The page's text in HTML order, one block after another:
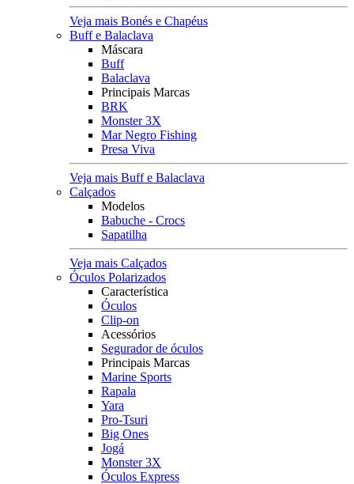
Veja mais Bonés e Chapéus
Buff e Balaclava
Máscara
Buff
Balaclava
Principais Marcas
BRK
Monster 3X
Mar Negro Fishing
Presa Viva
Veja mais Buff e Balaclava
Calçados
Modelos
Babuche - Crocs
Sapatilha
Veja mais Calçados
Óculos Polarizados
Característica
Óculos
Clip-on
Acessórios
Segurador de óculos
Principais Marcas
Marine Sports
Rapala
Yara
Pro-Tsuri
Big Ones
Jogá
Monster 3X
Óculos Express